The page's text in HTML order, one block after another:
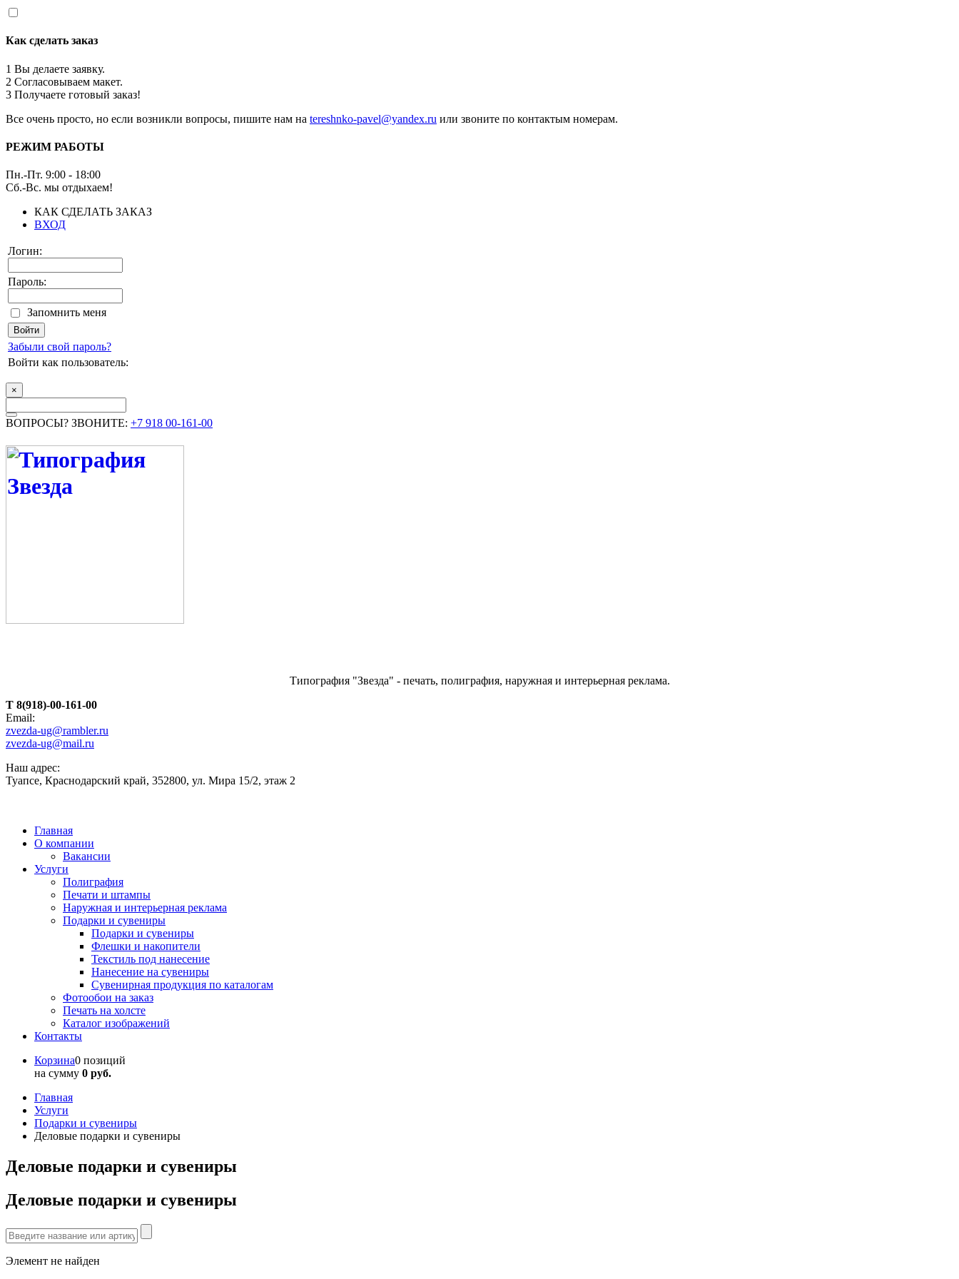
Как сделать заказ
1 Вы делаете заявку.
2 Согласовываем макет.
3 Получаете готовый заказ!
Все очень просто, но если возникли вопросы, пишите нам на tereshnko-pavel@yandex.ru или звоните по контактым номерам.
РЕЖИМ РАБОТЫ
Пн.-Пт. 9:00 - 18:00
Сб.-Вс. мы отдыхаем!
КАК СДЕЛАТЬ ЗАКАЗ
ВХОД
Логин:
Пароль:
Запомнить меня
Забыли свой пароль?
Войти как пользователь:
×
ВОПРОСЫ? ЗВОНИТЕ: +7 918 00-161-00
Типография "Звезда" - печать, полиграфия, наружная и интерьерная реклама.
T 8(918)-00-161-00
Email:
zvezda-ug@rambler.ru
zvezda-ug@mail.ru
Наш адрес:
Туапсе, Краснодарский край, 352800, ул. Мира 15/2, этаж 2
Главная
О компании
Вакансии
Услуги
Полиграфия
Печати и штампы
Наружная и интерьерная реклама
Подарки и сувениры
Подарки и сувениры
Флешки и накопители
Текстиль под нанесение
Нанесение на сувениры
Сувенирная продукция по каталогам
Фотообои на заказ
Печать на холсте
Каталог изображений
Контакты
Корзина0 позиций
на сумму 0 руб.
Главная
Услуги
Подарки и сувениры
Деловые подарки и сувениры
Деловые подарки и сувениры
Деловые подарки и сувениры
Элемент не найден